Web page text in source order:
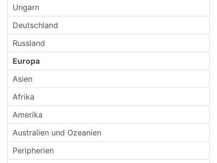
Ungarn
Deutschland
Russland
Europa
Asien
Afrika
Amerika
Australien und Ozeanien
Peripherien